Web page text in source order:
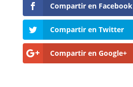
Compartir en Facebook
Compartir en Twitter
Compartir en Google+